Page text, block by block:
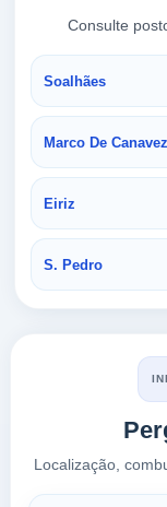
Consulte
Soalhães
Marco De
Eiriz
S. Pedro
Localização,